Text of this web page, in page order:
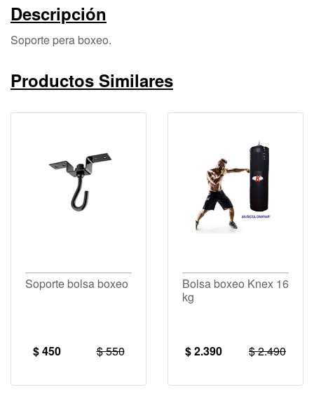
Descripción
Soporte pera boxeo.
Productos Similares
Soporte bolsa boxeo
$ 450 $ 550
Bolsa boxeo Knex 16
kg
$ 2.390 $ 2.490